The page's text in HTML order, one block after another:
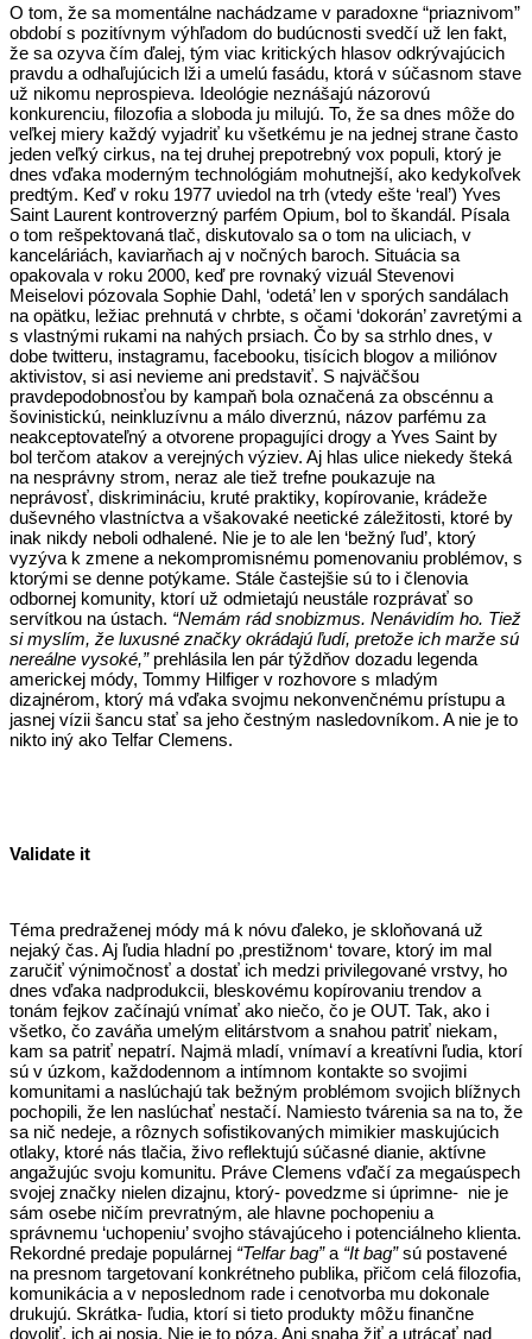
O tom, že sa momentálne nachádzame v paradoxne “priaznivom”
období s pozitívnym výhľadom do budúcnosti svedčí už len fakt,
že sa ozyva čím ďalej, tým viac kritických hlasov odkrývajúcich
pravdu a odhaľujúcich lži a umelú fasádu, ktorá v súčasnom stave
už nikomu neprospieva. Ideológie neznášajú názorovú
konkurenciu, filozofia a sloboda ju milujú. To, že sa dnes môže do
veľkej miery každý vyjadriť ku všetkému je na jednej strane často
jeden veľký cirkus, na tej druhej prepotrebný vox populi, ktorý je
dnes vďaka moderným technológiám mohutnejší, ako kedykoľvek
predtým. Keď v roku 1977 uviedol na trh (vtedy ešte ‘real’) Yves
Saint Laurent kontroverzný parfém Opium, bol to škandál. Písala
o tom rešpektovaná tlač, diskutovalo sa o tom na uliciach, v
kanceláriách, kaviarňach aj v nočných baroch. Situácia sa
opakovala v roku 2000, keď pre rovnaký vizuál Stevenovi
Meiselovi pózovala Sophie Dahl, ‘odetá’ len v sporých sandálach
na opätku, ležiac prehnutá v chrbte, s očami ‘dokorán’ zavretými a
s vlastnými rukami na nahých prsiach. Čo by sa strhlo dnes, v
dobe twitteru, instagramu, facebooku, tisícich blogov a miliónov
aktivistov, si asi nevieme ani predstaviť. S najväčšou
pravdepodobnosťou by kampaň bola označená za obscénnu a
šovinistickú, neinkluzívnu a málo diverznú, názov parfému za
neakceptovateľný a otvorene propagujíci drogy a Yves Saint by
bol terčom atakov a verejných výziev. Aj hlas ulice niekedy šteká
na nesprávny strom, neraz ale tiež trefne poukazuje na
neprávosť, diskrimináciu, kruté praktiky, kopírovanie, krádeže
duševného vlastníctva a všakovaké neetické záležitosti, ktoré by
inak nikdy neboli odhalené. Nie je to ale len ‘bežný ľud’, ktorý
vyzýva k zmene a nekompromisnému pomenovaniu problémov, s
ktorými se denne potýkame. Stále častejšie sú to i členovia
odbornej komunity, ktorí už odmietajú neustále rozprávať so
servítkou na ústach. “Nemám rád snobizmus. Nenávidím ho. Tiež
si myslím, že luxusné značky okrádajú ľudí, pretože ich marže sú
nereálne vysoké,”prehlásila len pár týždňov dozadu legenda
americkej módy, Tommy Hilfiger v rozhovore s mladým
dizajnérom, ktorý má vďaka svojmu nekonvenčnému prístupu a
jasnej vízii šancu stať sa jeho čestným nasledovníkom. A nie je to
nikto iný ako Telfar Clemens.
Validate it
Téma predraženej módy má k nóvu ďaleko, je skloňovaná už
nejaký čas. Aj ľudia hladní po ‚prestižnom‘ tovare, ktorý im mal
zaručiť výnimočnosť a dostať ich medzi privilegované vrstvy, ho
dnes vďaka nadprodukcii, bleskovému kopírovaniu trendov a
tonám fejkov začínajú vnímať ako niečo, čo je OUT. Tak, ako i
všetko, čo zaváňa umelým elitárstvom a snahou patriť niekam,
kam sa patriť nepatrí. Najmä mladí, vnímaví a kreatívni ľudia, ktorí
sú v úzkom, každodennom a intímnom kontakte so svojimi
komunitami a naslúchajú tak bežným problémom svojich blížnych
pochopili, že len naslúchať nestačí. Namiesto tvárenia sa na to, že
sa nič nedeje, a rôznych sofistikovaných mimikier maskujúcich
otlaky, ktoré nás tlačia, živo reflektujú súčasné dianie, aktívne
angažujúc svoju komunitu. Práve Clemens vďačí za megaúspech
svojej značky nielen dizajnu, ktorý- povedzme si úprimne- nie je
sám osebe ničím prevratným, ale hlavne pochopeniu a
správnemu ‘uchopeniu’ svojho stávajúceho i potenciálneho klienta.
Rekordné predaje populárnej “Telfar bag”a “It bag”sú postavené
na presnom targetovaní konkrétneho publika, přičom celá filozofia,
komunikácia a v neposlednom rade i cenotvorba mu dokonale
drukujú. Skrátka- ľudia, ktorí si tieto produkty môžu finančne
dovoliť, ich aj nosia. Nie je to póza. Ani snaha žiť a utrácať nad